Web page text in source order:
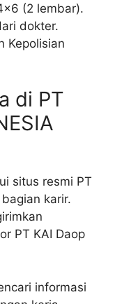
(2 lembar).
dokter.
Kepolisian
di PT
situs resmi PT
karir.
PT KAI Daop
informasi